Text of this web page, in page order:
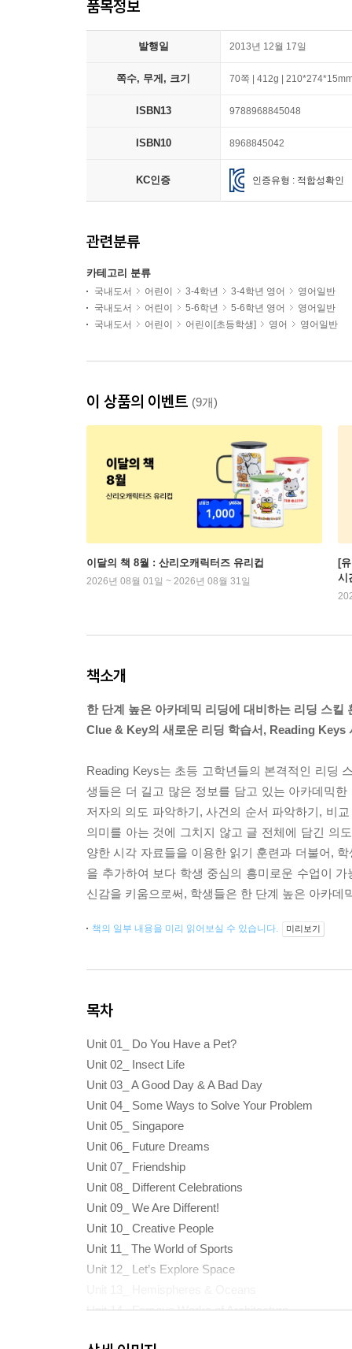
품목정보
발행일 2013년 12월 17일
쪽수, 무게, 크기 70쪽 | 412g |
ISBN13 9788968845048
ISBN10 8968845042
KC인증 인증유형 : 적합성확인
관련분류
카테고리 분류
국내도서 어린이 3-4학년 3-4학년 영어
영어일반
국내도서
어린이 5-6학년 5-6학년 영어
영어일반
국내도서
어린이 어린이[초등학생] 영어 영어일반
이 상품의 이벤트 (9개)
이달의 책 8월 : 산리오캐릭터즈 유리컵
2026년 08월 01일 ~ 2026년 08월 31일
[
시
책소개
한 단계 높은 아카데믹 리딩에 대비하는 리딩 스킬
Clue & Key의 새로운 리딩 학습서, Reading Keys
Reading Keys는 초등 고학년들의 본격적인 리딩
생들은 더 길고 많은 정보를 담고 있는 아카데믹
저자의 의도 파악하기, 사건의 순서 파악하기, 비
의미를 아는 것에 그치지 않고 글 전체에 담긴 의
양한 시각 자료들을 이용한 읽기 훈련과 더불어,
을 추가하여 보다 학생 중심의 흥미로운 수업이
신감을 키움으로써, 학생들은 한 단계 높은 아카
책의 일부 내용을 미리 읽어보실 수 있습니다. 미리보기
목차
Unit 01_ Do You Have a Pet?
Unit 02_ Insect Life
Unit 03_ A Good Day & A Bad Day
Unit 04_ Some Ways to Solve Your Problem
Unit 05_ Singapore
Unit 06_ Future Dreams
Unit 07_ Friendship
Unit 08_ Different Celebrations
Unit 09_ We Are Different!
Unit 10_ Creative People
Unit 11_ The World of Sports
Unit 12_ Let’s Explore Space
Unit 14_ Famous Works of Architecture